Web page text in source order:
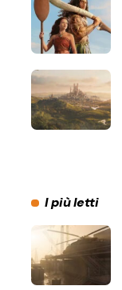
I più letti